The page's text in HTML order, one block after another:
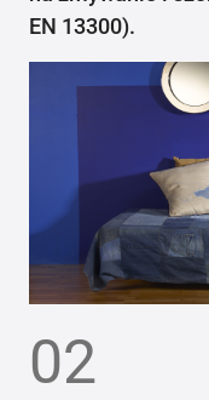
EN 13300).
02